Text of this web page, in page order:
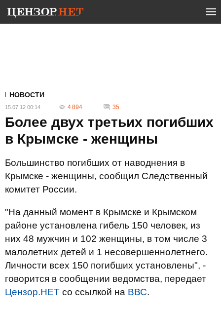
НОВОСТИ
15.07.12 00:14 4 894 35
Более двух третьих погибших
в Крымске - женщины
Большинство погибших от наводнения в
Крымске - женщины, сообщил Следственный
комитет России.
"На данный момент в Крымске и Крымском
районе установлена гибель 150 человек, из
них 48 мужчин и 102 женщины, в том числе 3
малолетних детей и 1 несовершеннолетнего.
Личности всех 150 погибших установлены", -
говорится в сообщении ведомства, передает
Цензор.НЕТ со ссылкой на ВВС.